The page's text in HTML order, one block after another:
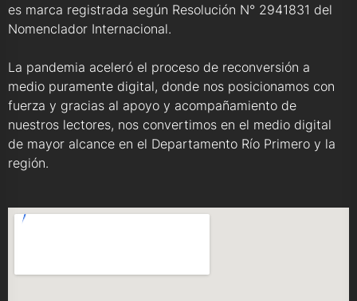
es marca registrada según Resolución N° 2941831 del
Nomenclador Internacional.
La pandemia aceleró el proceso de reconversión a
medio puramente digital, donde nos posicionamos con
fuerza y gracias al apoyo y acompañamiento de
nuestros lectores, nos convertimos en el medio digital
de mayor alcance en el Departamento Río Primero y la
región.